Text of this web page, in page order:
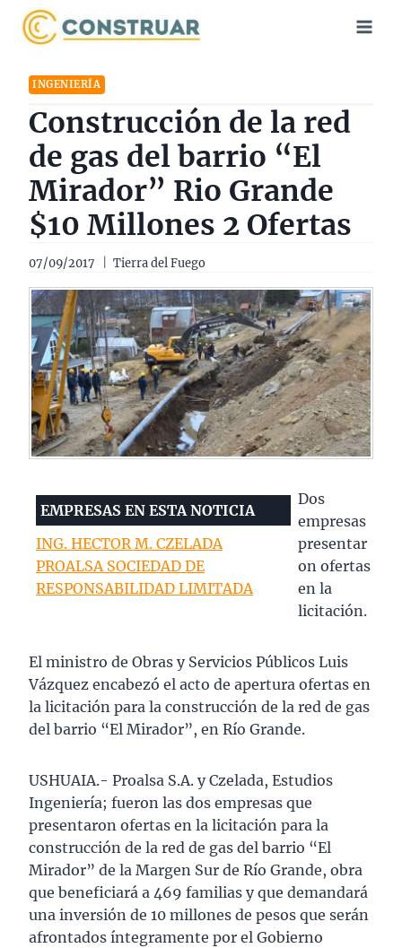
Saltar
INGENIERÍA
Construcción de la red
de gas del barrio “El
Mirador” Rio Grande
$10 Millones 2 Ofertas
07/09/2017 Tierra del Fuego
EMPRESAS EN ESTA NOTICIA
ING. HECTOR M. CZELADA
PROALSA SOCIEDAD DE
RESPONSABILIDAD LIMITADA
Dos
empresas
presentar
on ofertas
en la
licitación.
El ministro de Obras y Servicios Públicos Luis
Vázquez encabezó el acto de apertura ofertas en
la licitación para la construcción de la red de gas
del barrio “El Mirador”, en Río Grande.
USHUAIA.- Proalsa S.A. y Czelada, Estudios
Ingeniería; fueron las dos empresas que
presentaron ofertas en la licitación para la
construcción de la red de gas del barrio “El
Mirador” de la Margen Sur de Río Grande, obra
que beneficiará a 469 familias y que demandará
una inversión de 10 millones de pesos que serán
afrontados íntegramente por el Gobierno